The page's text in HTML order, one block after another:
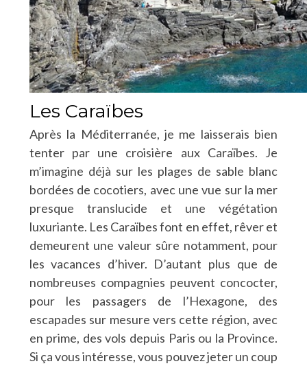
Les Caraïbes
Après la Méditerranée, je me laisserais bien
tenter par une croisière aux Caraïbes. Je
m’imagine déjà sur les plages de sable blanc
bordées de cocotiers, avec une vue sur la mer
presque translucide et une végétation
luxuriante. Les Caraïbes font en effet, rêver et
demeurent une valeur sûre notamment, pour
les vacances d’hiver. D’autant plus que de
nombreuses compagnies peuvent concocter,
pour les passagers de l’Hexagone, des
escapades sur mesure vers cette région, avec
en prime, des vols depuis Paris ou la Province.
Si ça vous intéresse, vous pouvez jeter un coup